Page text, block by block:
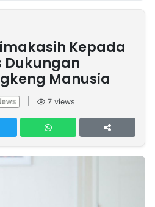
Kepada
Dukungan
Manusia
7 views